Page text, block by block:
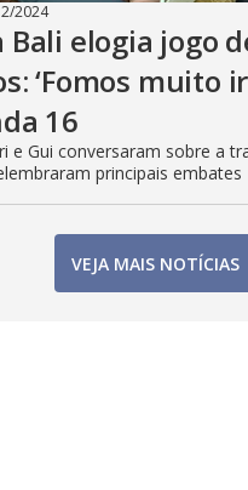
2024
Bali elogia jogo
‘Fomos muito
16
e Gui conversaram sobre a
principais embates
VEJA MAIS NOTÍCIAS